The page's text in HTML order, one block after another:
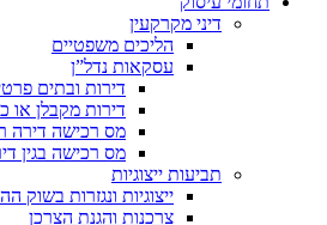
דיני מקרקעין
הליכים משפטיים
עסקאות נדל”ן
דירות ובתים
דירות מקבלן או
מס רכישה דירה
מס רכישה בגין
תביעות ייצוגיות
ייצוגיות ונגזרות בשוק
צרכנות והגנת הצרכן